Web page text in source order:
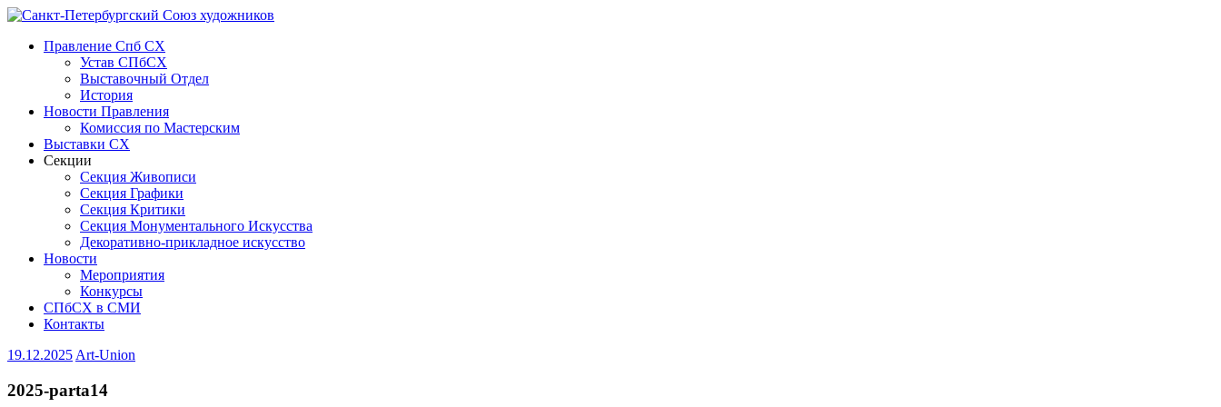
Правление Спб СХ
Устав СПбСХ
Выставочный Отдел
История
Новости Правления
Комиссия по Мастерским
Выставки СХ
Секции
Секция Живописи
Секция Графики
Секция Критики
Секция Монументального Искусства
Декоративно-прикладное искусство
Новости
Мероприятия
Конкурсы
СПбСХ в СМИ
Контакты
19.12.2025 Art-Union
2025-parta14